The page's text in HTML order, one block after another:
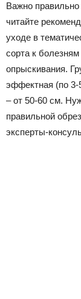
Важно
читайте
уходе в
сорта к
опрыскивания.
эффектная (по 3-
– от 50-60 см.
правильной
эксперты-